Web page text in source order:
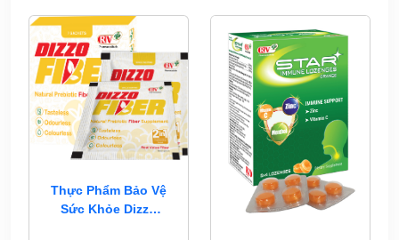
Thực Phẩm Bảo Vệ
Sức Khỏe Dizzo